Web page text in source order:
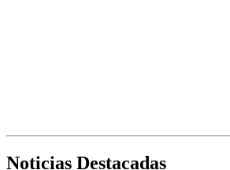
Noticias Destacadas